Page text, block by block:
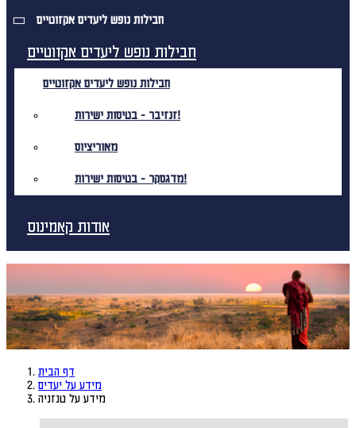
חבילות נופש ליעדים אקזוטיים
חבילות נופש ליעדים אקזוטיים
חבילות נופש ליעדים אקזוטיים
זנזיבר - בטיסות ישירות!
מאוריציוס
מדגסקר - בטיסות ישירות!
אודות קאמינוס
דף הבית
מידע על יעדים
מידע על טנזניה